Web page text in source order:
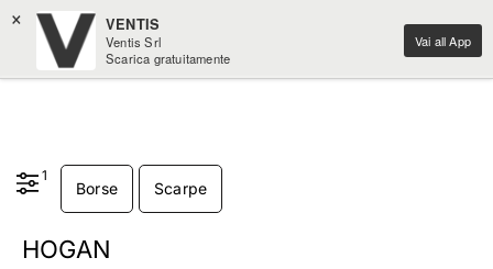
× VENTIS
Ventis Srl
Scarica gratuitamente
Vai all App
1
Borse Scarpe
HOGAN